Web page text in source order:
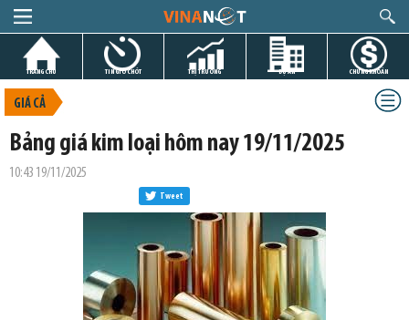
TRANG CHỦ TIN GIỜ CHÓT THỊ TRƯỜNG DỰ ÁN CHỨNG KHOÁN
GIÁ CẢ
Bảng giá kim loại hôm nay 19/11/2025
10:43 19/11/2025
Tweet